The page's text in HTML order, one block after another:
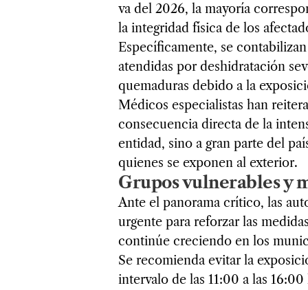
va del 2026, la mayoría
la integridad física de los
Específicamente, se
atendidas por deshidratación
quemaduras debido a la
Médicos especialistas han
consecuencia directa de la
entidad, sino a gran parte del
quienes se exponen al exterior.
Grupos vulnerables y
Ante el panorama crítico, las
urgente para reforzar las
continúe creciendo en los
Se recomienda evitar la
intervalo de las 11:00 a las